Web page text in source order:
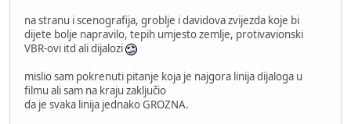
na stranu i scenografija, groblje i davidova zvijezda koje bi
dijete bolje napravilo, tepih umjesto zemlje, protivavionski
VBR-ovi itd ali dijalozi
mislio sam pokrenuti pitanje koja je najgora linija dijaloga u
filmu ali sam na kraju zaključio
da je svaka linija jednako GROZNA.